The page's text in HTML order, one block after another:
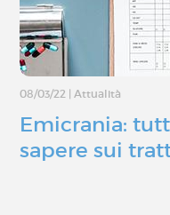
08/03/22 | Attualità
Emicrania:
sapere sui